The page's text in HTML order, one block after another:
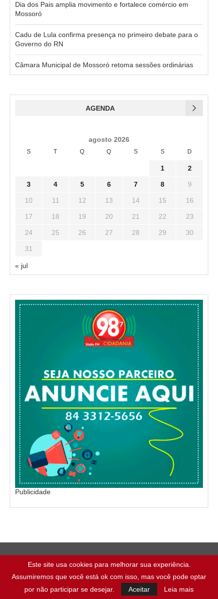
Dia dos Pais amplia movimento e fortalece comércio em
Mossoró
Cadu de Lula confirma presença no primeiro debate para o
Governo do RN
Câmara Municipal de Mossoró retoma sessões ordinárias
AGENDA
agosto 2026
S T Q Q S S D
1 2
3 4 5 6 7 8 9
10 11 12 13 14 15 16
17 18 19 20 21 22 23
24 25 26 27 28 29 30
31
« jul
Publicidade
Este site usa cookies para melhorar sua experiência.
Assumiremos que você está ok com isso, mas você pode optar
por não participar se desejar.
Aceitar Leia mais